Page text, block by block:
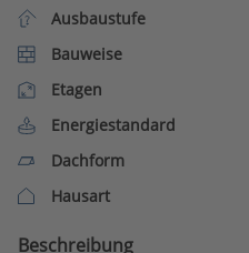
Ausbaustufe
Bauweise
Etagen
Energiestandard
Dachform
Hausart
Beschreibung